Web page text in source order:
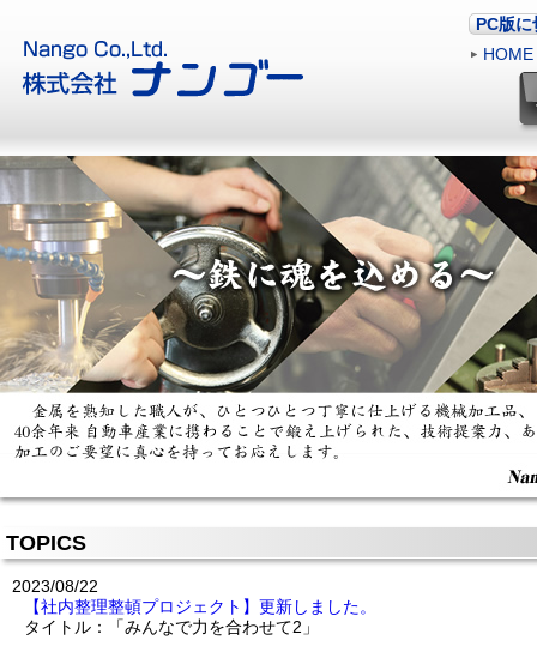
PC版に
HOME
TOPICS
2023/08/22
【社内整理整頓プロジェクト】更新しました。
タイトル：「みんなで力を合わせて2」